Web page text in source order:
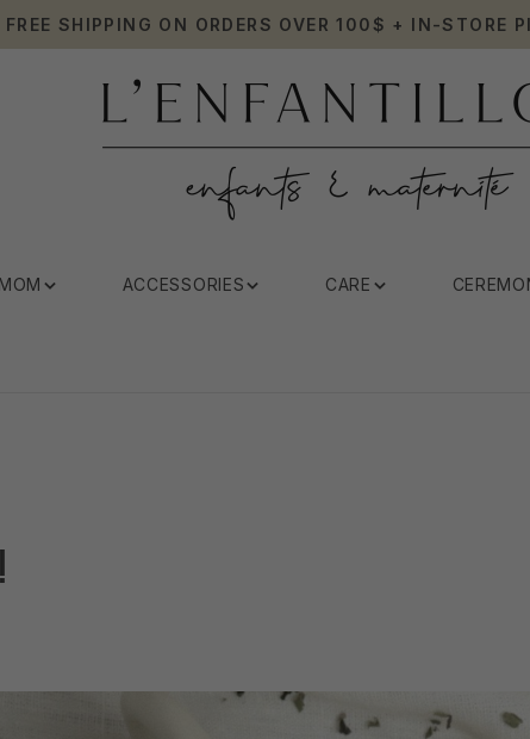
FREE SHIPPING ON ORDERS OVER 100$ + IN-STORE
MOM ACCESSORIES CARE